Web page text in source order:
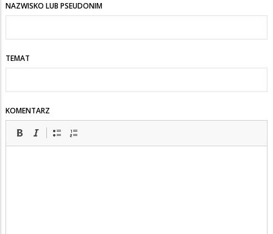
NAZWISKO LUB PSEUDONIM
TEMAT
KOMENTARZ